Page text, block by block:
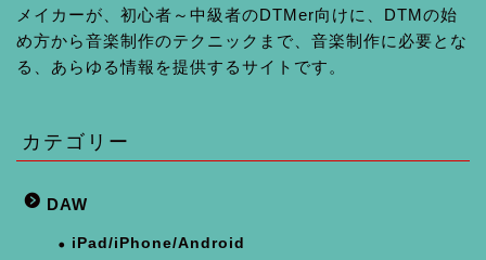
メイカーが、初心者～中級者のDTMer向けに、DTMの始
め方から音楽制作のテクニックまで、音楽制作に必要とな
る、あらゆる情報を提供するサイトです。
カテゴリー
DAW
iPad/iPhone/Android